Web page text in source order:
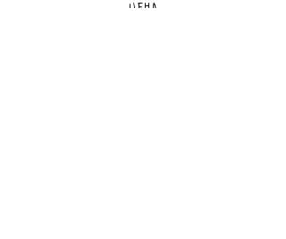
Цена